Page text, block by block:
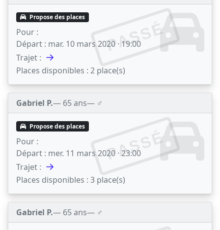
PASSÉ
Propose des places
Pour :
Départ : mar. 10 mars 2020 · 19:00
Trajet : →
Places disponibles : 2 place(s)
Gabriel P.— 65 ans— ♂️
PASSÉ
Propose des places
Pour :
Départ : mer. 11 mars 2020 · 23:00
Trajet : →
Places disponibles : 3 place(s)
Gabriel P.— 65 ans— ♂️